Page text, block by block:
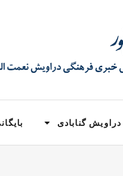
دراویش گنابادی